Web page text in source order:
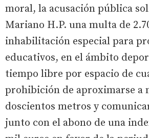
moral, la acusación pública
Mariano H.P. una multa de
inhabilitación especial para
educativos, en el ámbito
tiempo libre por espacio de
prohibición de aproximarse a
doscientos metros y
junto con el abono de una